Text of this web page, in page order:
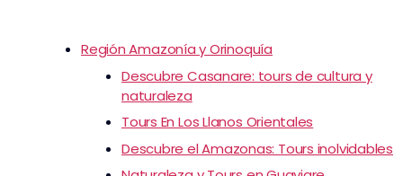
Región Amazonía y Orinoquía
Descubre Casanare: tours de cultura y
naturaleza
Tours En Los Llanos Orientales
Descubre el Amazonas: Tours inolvidables